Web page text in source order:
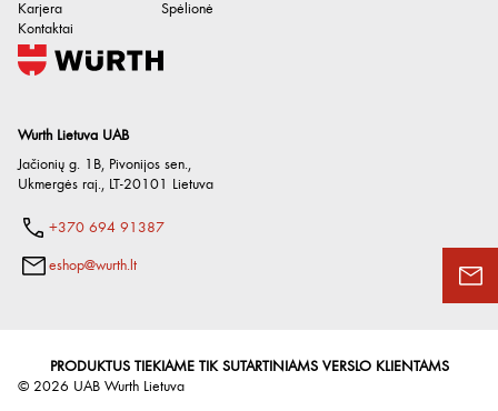
Wurth Lietuva UAB
Jačionių g. 1B, Pivonijos sen.,
Ukmergės raj., LT-20101 Lietuva
+370 694 91387
eshop@wurth.lt
Karjera
Kontaktai
Spėlionė
PRODUKTUS TIEKIAME TIK SUTARTINIAMS VERSLO KLIENTAMS
© 2026 UAB Wurth Lietuva